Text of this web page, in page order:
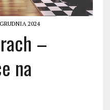
2024
–
na